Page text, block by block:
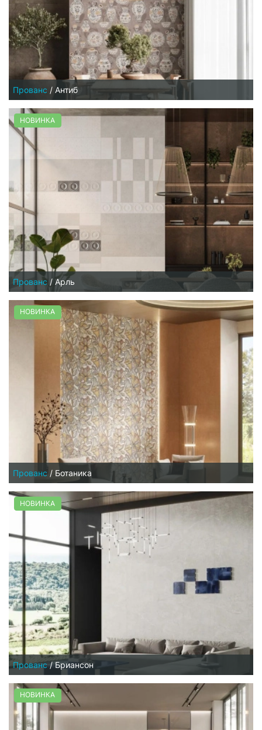
Прованс / Антиб
НОВИНКА
Прованс / Арль
НОВИНКА
Прованс / Ботаника
НОВИНКА
Прованс / Бриансон
НОВИНКА